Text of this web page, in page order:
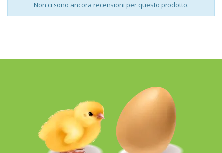
Non ci sono ancora recensioni per questo prodotto.